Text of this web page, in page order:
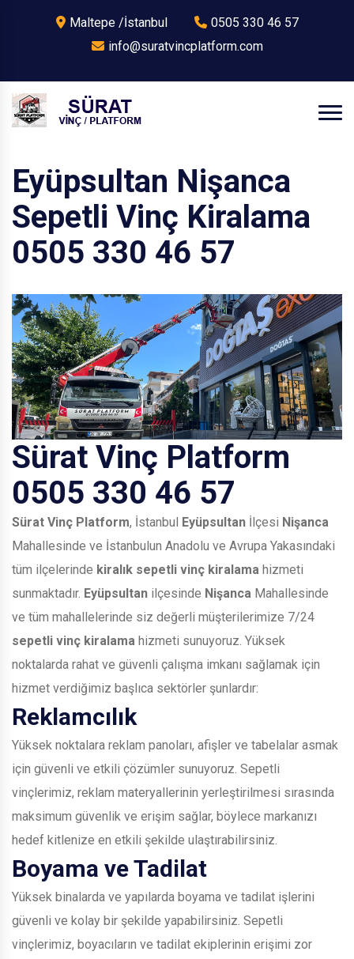
Maltepe /İstanbul
0505 330 46 57
info@suratvincplatform.com
Eyüpsultan Nişanca
Sepetli Vinç Kiralama
0505 330 46 57
Sürat Vinç Platform
0505 330 46 57
Sürat Vinç Platform, İstanbul Eyüpsultan İlçesi Nişanca
Mahallesinde ve İstanbulun Anadolu ve Avrupa Yakasındaki
tüm ilçelerinde kiralık sepetli vinç kiralama hizmeti
sunmaktadır. Eyüpsultan ilçesinde Nişanca Mahallesinde
ve tüm mahallelerinde siz değerli müşterilerimize 7/24
sepetli vinç kiralama hizmeti sunuyoruz. Yüksek
noktalarda rahat ve güvenli çalışma imkanı sağlamak için
hizmet verdiğimiz başlıca sektörler şunlardır:
Reklamcılık
Yüksek noktalara reklam panoları, afişler ve tabelalar asmak
için güvenli ve etkili çözümler sunuyoruz. Sepetli
vinçlerimiz, reklam materyallerinin yerleştirilmesi sırasında
maksimum güvenlik ve erişim sağlar, böylece markanızı
hedef kitlenize en etkili şekilde ulaştırabilirsiniz.
Boyama ve Tadilat
Yüksek binalarda ve yapılarda boyama ve tadilat işlerini
güvenli ve kolay bir şekilde yapabilirsiniz. Sepetli
vinçlerimiz, boyacıların ve tadilat ekiplerinin erişimi zor